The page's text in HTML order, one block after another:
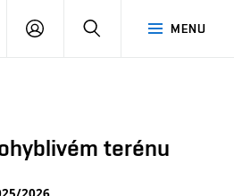
MENU
PŘIHLÁSIT
terénu